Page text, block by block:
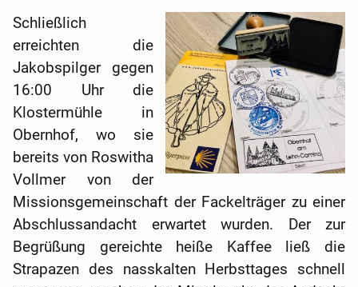
Schließlich
erreichten die
Jakobspilger gegen
16:00 Uhr die
Klostermühle in
Obernhof, wo sie
bereits von Roswitha
Vollmer von der
Missionsgemeinschaft der Fackelträger zu einer
Abschlussandacht erwartet wurden. Der zur
Begrüßung gereichte heiße Kaffee ließ die
Strapazen des nasskalten Herbsttages schnell